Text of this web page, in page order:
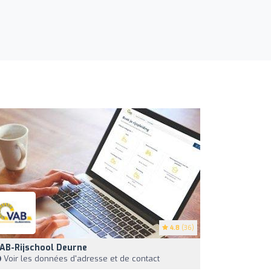
4.8 (36)
Rijschool Deurne
Voir les données d'adresse et de contact